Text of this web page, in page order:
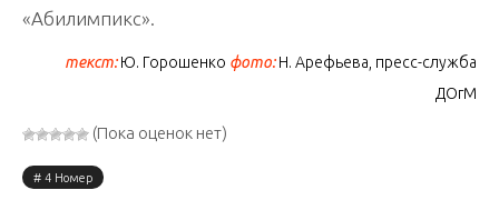
«Абилимпикс».
текст: Ю. Горошенко фото: Н. Арефьева, пресс-служба
ДОгМ
(Пока оценок нет)
4 Номер